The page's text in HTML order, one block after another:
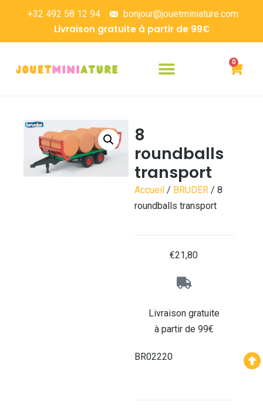
+32 492 58 12 94 bonjour@jouetminiature.com
Livraison gratuite à partir de 99€
0
8
roundballs
transport
Accueil/ BRUDER/ 8
roundballs transport
€21,80
Livraison gratuite
à partir de 99€
BR02220